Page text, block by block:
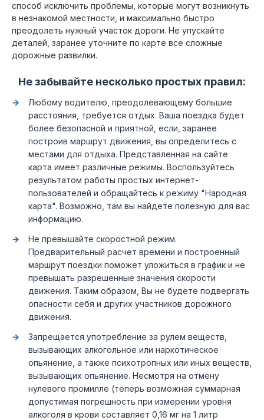
способ исключить проблемы, которые могут возникнуть
в незнакомой местности, и максимально быстро
преодолеть нужный участок дороги. Не упускайте
деталей, заранее уточните по карте все сложные
дорожные развилки.
Не забывайте несколько простых правил:
Любому водителю, преодолевающему большие
расстояния, требуется отдых. Ваша поездка будет
более безопасной и приятной, если, заранее
построив маршрут движения, вы определитесь с
местами для отдыха. Представленная на сайте
карта имеет различные режимы. Воспользуйтесь
результатом работы простых интернет-
пользователей и обращайтесь к режиму "Народная
карта". Возможно, там вы найдете полезную для вас
информацию.
Не превышайте скоростной режим.
Предварительный расчет времени и построенный
маршрут поездки поможет уложиться в график и не
превышать разрешенные значения скорости
движения. Таким образом, Вы не будете подвергать
опасности себя и других участников дорожного
движения.
Запрещается употребление за рулем веществ,
вызывающих алкогольное или наркотическое
опьянение, а также психотропных или иных веществ,
вызывающих опьянение. Несмотря на отмену
нулевого промилле (теперь возможная суммарная
допустимая погрешность при измерении уровня
алкоголя в крови составляет 0,16 мг на 1 литр